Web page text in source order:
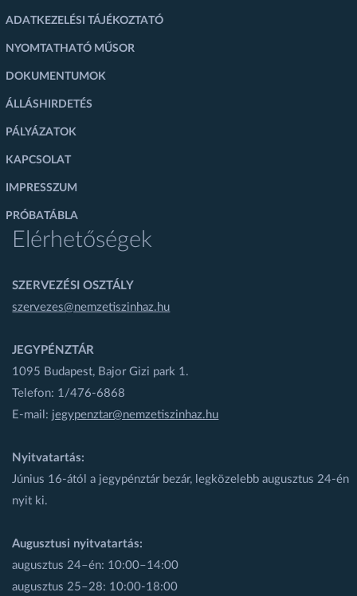
ADATKEZELÉSI TÁJÉKOZTATÓ
NYOMTATHATÓ MŰSOR
DOKUMENTUMOK
ÁLLÁSHIRDETÉS
PÁLYÁZATOK
KAPCSOLAT
IMPRESSZUM
PRÓBATÁBLA
Elérhetőségek
SZERVEZÉSI OSZTÁLY
szervezes@nemzetiszinhaz.hu
JEGYPÉNZTÁR
1095 Budapest, Bajor Gizi park 1.
Telefon: 1/476-6868
E-mail: jegypenztar@nemzetiszinhaz.hu
Nyitvatartás:
Június 16-ától a jegypénztár bezár, legközelebb augusztus 24-én
nyit ki.
Augusztusi nyitvatartás:
augusztus 24–én: 10:00–14:00
augusztus 25–28: 10:00-18:00